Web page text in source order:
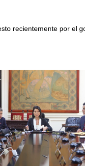
recientemente por el